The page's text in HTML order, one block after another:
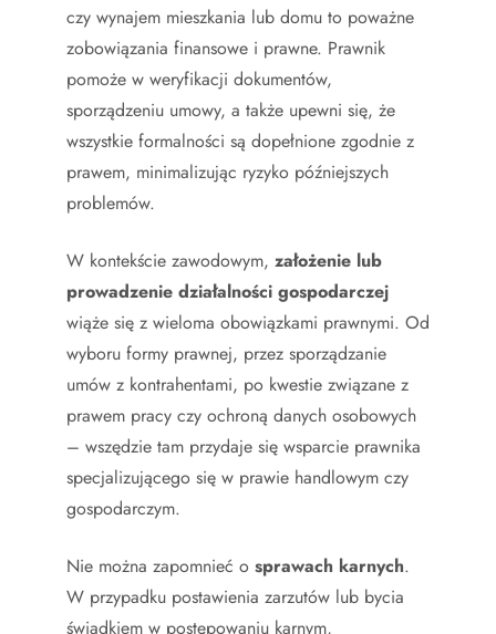
czy wynajem mieszkania lub domu to poważne
zobowiązania finansowe i prawne. Prawnik
pomoże w weryfikacji dokumentów,
sporządzeniu umowy, a także upewni się, że
wszystkie formalności są dopełnione zgodnie z
prawem, minimalizując ryzyko późniejszych
problemów.
W kontekście zawodowym, założenie lub
prowadzenie działalności gospodarczej
wiąże się z wieloma obowiązkami prawnymi. Od
wyboru formy prawnej, przez sporządzanie
umów z kontrahentami, po kwestie związane z
prawem pracy czy ochroną danych osobowych
– wszędzie tam przydaje się wsparcie prawnika
specjalizującego się w prawie handlowym czy
gospodarczym.
Nie można zapomnieć o sprawach karnych.
W przypadku postawienia zarzutów lub bycia
świadkiem w postępowaniu karnym,